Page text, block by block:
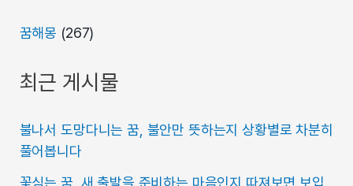
꿈해몽 (267)
최근 게시물
불나서 도망다니는 꿈, 불안만 뜻하는지 상황별로 차분히
풀어봅니다